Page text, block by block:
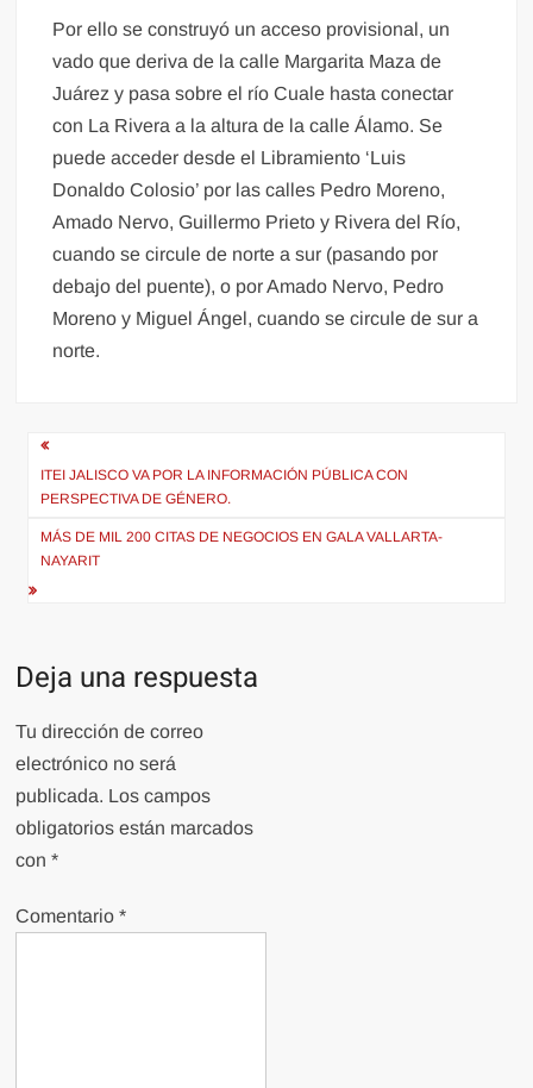
Por ello se construyó un acceso provisional, un
vado que deriva de la calle Margarita Maza de
Juárez y pasa sobre el río Cuale hasta conectar
con La Rivera a la altura de la calle Álamo. Se
puede acceder desde el Libramiento ‘Luis
Donaldo Colosio’ por las calles Pedro Moreno,
Amado Nervo, Guillermo Prieto y Rivera del Río,
cuando se circule de norte a sur (pasando por
debajo del puente), o por Amado Nervo, Pedro
Moreno y Miguel Ángel, cuando se circule de sur a
norte.
Navegación
de
entradas
ITEI JALISCO VA POR LA INFORMACIÓN PÚBLICA CON
PERSPECTIVA DE GÉNERO.
MÁS DE MIL 200 CITAS DE NEGOCIOS EN GALA VALLARTA-
NAYARIT
Deja una respuesta
Tu dirección de correo
electrónico no será
publicada. Los campos
obligatorios están marcados
con*
Comentario*